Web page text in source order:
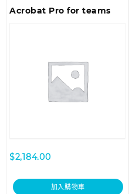
Acrobat Pro for teams
$2,184.00
加入購物車